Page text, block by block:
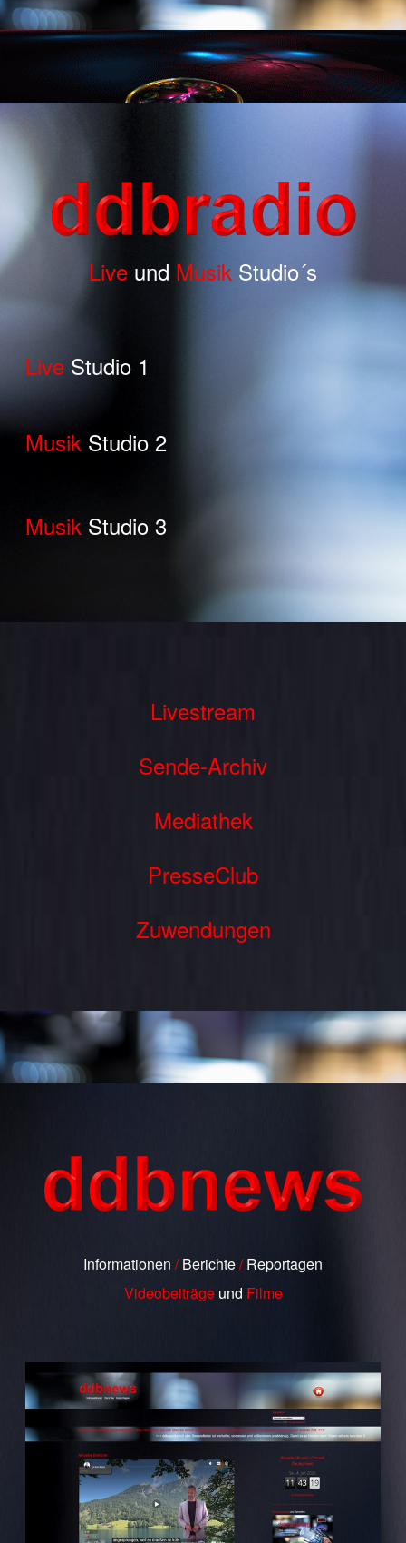
Live und Musik Studio´s
Live Studio 1
Musik Studio 2
Musik Studio 3
Livestream
Sende-Archiv
Mediathek
PresseClub
Zuwendungen
Informationen /Berichte/Reportagen
Videobeiträge und Filme